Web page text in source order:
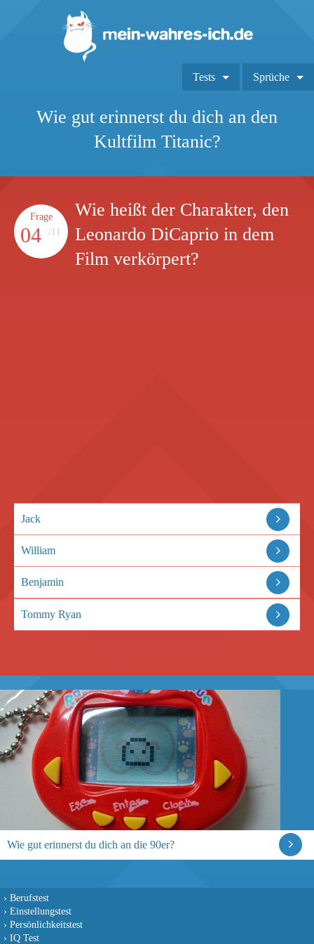
Tests Sprüche
Wie gut erinnerst du dich an den
Kultfilm Titanic?
Frage
04 /11
Wie heißt der Charakter, den
Leonardo DiCaprio in dem
Film verkörpert?
Jack
William
Benjamin
Tommy Ryan
Wie gut erinnerst du dich an die 90er?
› Berufstest
› Einstellungstest
› Persönlichkeitstest
› IQ Test